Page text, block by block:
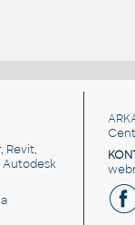
Revit,
Autodesk